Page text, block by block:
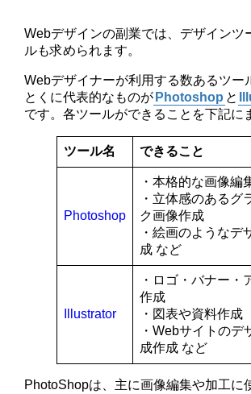
Webデザインの副業では、デザインツ
ルも求められます。
Webデザイナーが利用する数あるツー
とくに代表的なものが Photoshop と
です。各ツールができることを下記に
ツール名 できること
Photoshop
・本格的な画像編
・立体感のあるグ
ク画像作成
・絵画のようなデ
成 など
Illustrator
・ロゴ・バナー・
作成
・図表や資料作成
・Webサイトのデ
成作成 など
PhotoShopは、主に画像編集や加工に